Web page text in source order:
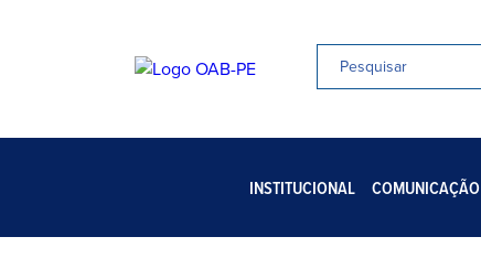
INSTITUCIONAL COMUNICAÇÃO